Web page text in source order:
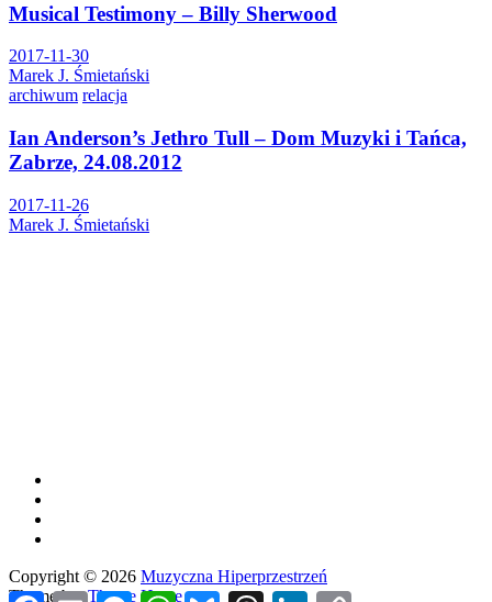
Musical Testimony – Billy Sherwood
2017-11-30
Marek J. Śmietański
archiwum relacja
Ian Anderson’s Jethro Tull – Dom Muzyki i Tańca,
Zabrze, 24.08.2012
2017-11-26
Marek J. Śmietański
Copyright © 2026 Muzyczna Hiperprzestrzeń
Theme by:Theme Horse